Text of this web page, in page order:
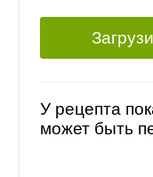
У рецепта
может быть